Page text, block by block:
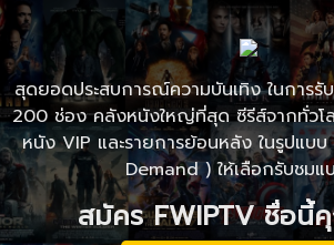
สุดยอดประสบการณ์ความบันเทิง ในการ
200 ช่อง คลังหนังใหญ่ที่สุด ซีรีส์จากทั่วโ
หนัง VIP และรายการย้อนหลัง ในรูปแบ
Demand ) ให้เลือกรับชมแ
สมัคร FWIPTV ชื่อนี้